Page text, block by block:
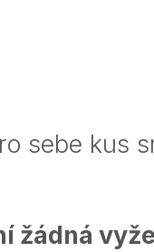
sebe kus
žádná